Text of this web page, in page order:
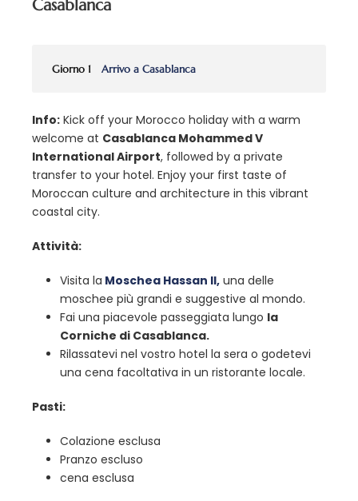
Casablanca
Giorno 1 Arrivo a Casablanca
Info: Kick off your Morocco holiday with a warm
welcome at Casablanca Mohammed V
International Airport, followed by a private
transfer to your hotel. Enjoy your first taste of
Moroccan culture and architecture in this vibrant
coastal city.
Attività:
Visita la Moschea Hassan II, una delle
moschee più grandi e suggestive al mondo.
Fai una piacevole passeggiata lungo la
Corniche di Casablanca.
Rilassatevi nel vostro hotel la sera o godetevi
una cena facoltativa in un ristorante locale.
Pasti:
Colazione esclusa
Pranzo escluso
cena esclusa